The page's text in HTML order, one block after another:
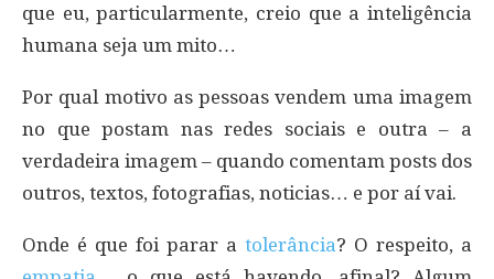
que eu, particularmente, creio que a inteligência
humana seja um mito…
Por qual motivo as pessoas vendem uma imagem
no que postam nas redes sociais e outra – a
verdadeira imagem – quando comentam posts dos
outros, textos, fotografias, noticias… e por aí vai.
Onde é que foi parar a tolerância? O respeito, a